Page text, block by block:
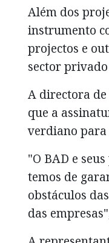
Além dos
instrumento
projectos e
sector
A directora
que a
verdiano
"O BAD e
temos de
obstáculos
das